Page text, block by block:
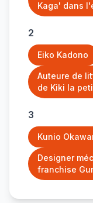
Kaga' dans
2
Eiko Kadono
Auteure de
de Kiki la
3
Kunio
Designer
franchise